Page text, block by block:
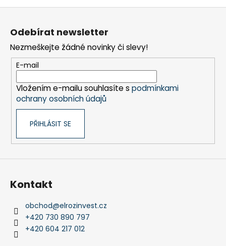
Z
Odebírat newsletter
Nezmeškejte žádné novinky či slevy!
E-mail
Vložením e-mailu souhlasíte s podmínkami
ochrany osobních údajů
PŘIHLÁSIT SE
Kontakt
obchod@elrozinvest.cz
+420 730 890 797
+420 604 217 012